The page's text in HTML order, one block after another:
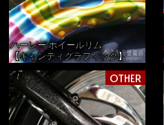
ハーレー ホイールリム
【キャンディグラフィック】
OTHER